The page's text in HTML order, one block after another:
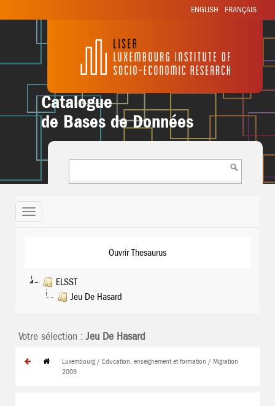
ENGLISH FRANÇAIS
Catalogue
de Bases de Données
Toggle
navigation
Ouvrir Thesaurus
ELSST
Jeu De Hasard
Votre sélection :Jeu De Hasard
Luxembourg / Education, enseignement et formation / Migration
2009